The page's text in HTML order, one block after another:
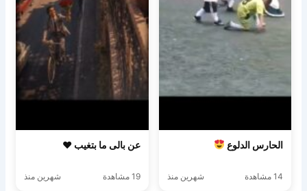
الحارس الدلوع
14 مشاهدة شهرين منذ
عن بالى ما بتغيب ♥️
19 مشاهدة شهرين منذ